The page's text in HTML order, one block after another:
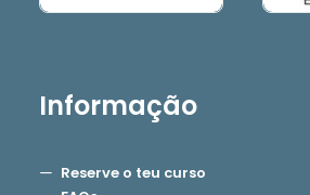
Informação
Reserve o teu curso